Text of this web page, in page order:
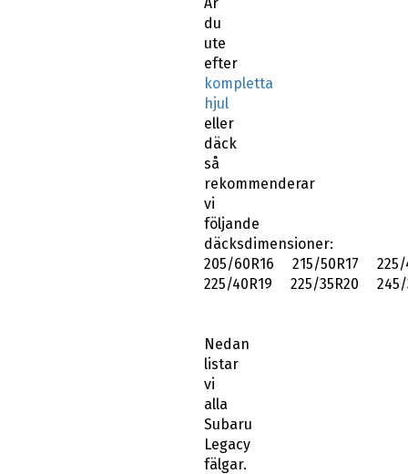
du
ute
efter
kompletta
hjul
eller
däck
så
rekommenderar
vi
följande
däcksdimensioner:
205/60R16 215/50R17 225/
225/40R19 225/35R20 245/
Nedan
listar
vi
alla
Subaru
Legacy
fälgar.